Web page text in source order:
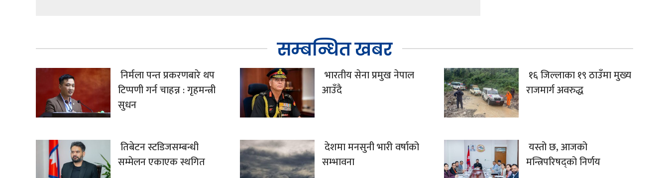
सम्बन्धित खबर
निर्मला पन्त प्रकरणबारे थप
टिप्पणी गर्न चाहन्न : गृहमन्त्री
सुधन
भारतीय सेना प्रमुख नेपाल
आउँदै
१६ जिल्लाका १९ ठाउँमा मुख्य
राजमार्ग अवरुद्ध
तिबेटन स्टडिजसम्बन्धी
सम्मेलन एकाएक स्थगित
देशमा मनसुनी भारी वर्षाको
सम्भावना
यस्तो छ, आजको
मन्त्रिपरिषद्को निर्णय